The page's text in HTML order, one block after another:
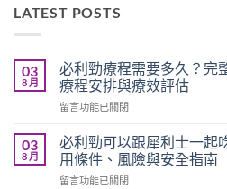
LATEST POSTS
03
8 月
必利勁療程需要多久？完
療程安排與療效評估
在
利
勁
療
程
留言功能已關閉
03
8 月
必利勁可以跟犀利士一起
用條件、風險與安全指南
在
留言功能已關閉